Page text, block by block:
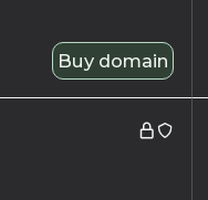
Buy domain